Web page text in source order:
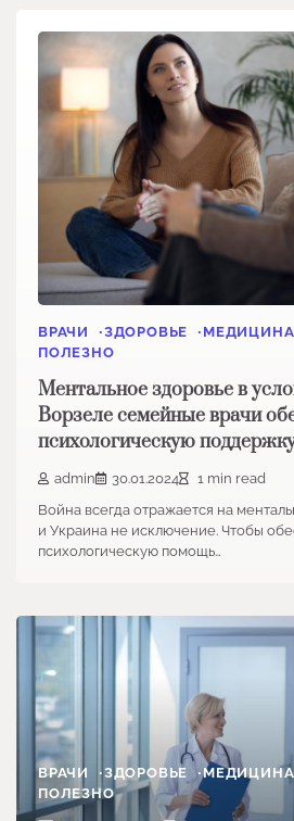
ВРАЧИ ЗДОРОВЬЕ МЕДИЦИНА
ПОЛЕЗНО
Ментальное здоровье в
Ворзеле семейные врачи
психологическую
admin 30.01.2024
1 min read
Война всегда отражается на
и Украина не исключение. Чтобы
психологическую помощь…
ВРАЧИ ЗДОРОВЬЕ МЕДИЦИНА
ПОЛЕЗНО